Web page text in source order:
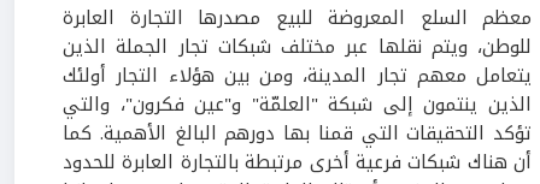
معظم السلع المعروضة للبيع مصدرها التجارة العابرة
للوطن، ويتم نقلها عبر مختلف شبكات تجار الجملة الذين
يتعامل معهم تجار المدينة، ومن بين هؤلاء التجار أولئك
الذين ينتمون إلى شبكة "العلمّة" و"عين فكرون"، والتي
تؤكد التحقيقات التي قمنا بها دورهم البالغ الأهمية. كما
أن هناك شبكات فرعية أخرى مرتبطة بالتجارة العابرة للحدود